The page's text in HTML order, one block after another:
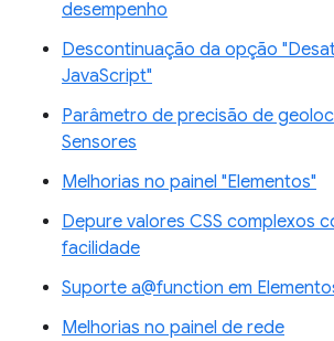
desempenho
Descontinuação da opção
JavaScript"
Parâmetro de precisão de
Sensores
Melhorias no painel "Elementos"
Depure valores CSS complexos
facilidade
Suporte a@function em
Melhorias no painel de rede